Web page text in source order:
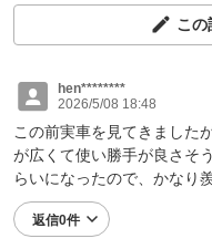
この
hen********
2026/5/08 18:48
この前実車を見てきました
が広くて使い勝手が良さそ
らいになったので、かなり
返信0件